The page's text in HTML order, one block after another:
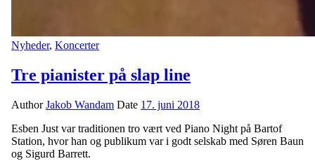
Nyheder, Koncerter
Tre pianister på slap line
AuthorJakob Wandam Date 17. juni 2018
Esben Just var traditionen tro vært ved Piano Night på Bartof
Station, hvor han og publikum var i godt selskab med Søren Baun
og Sigurd Barrett.